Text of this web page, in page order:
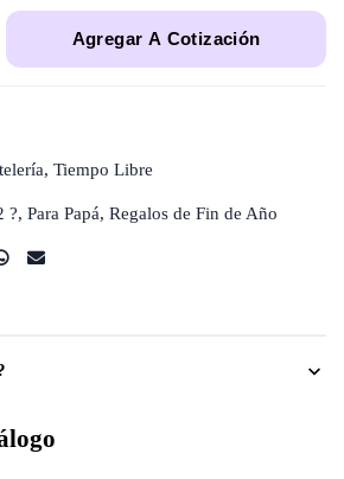
Agregar A Cotización
, Tiempo Libre
?, Para Papá, Regalos de Fin de Año